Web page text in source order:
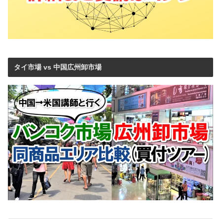
タイ市場 vs 中国広州卸市場